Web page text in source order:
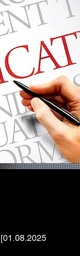
[01.08.2025